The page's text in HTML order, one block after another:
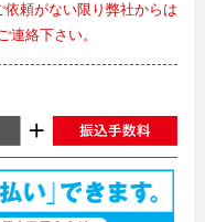
頼がない限り弊社からは
連絡下さい。